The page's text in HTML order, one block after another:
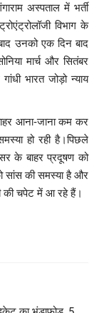
अस्पताल में भर्ती
विभाग के
उनको एक दिन बाद
मार्च और सितंबर
भारत जोड़ो न्याय
आना-जाना कम कर
हो रही है।पिछले
के बाहर प्रदूषण को
सांस की समस्या है और
की चपेट में आ रहे हैं।